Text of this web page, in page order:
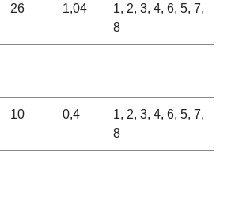
26 1,04
1, 2, 3, 4, 6, 5, 7,
8
10 0,4
1, 2, 3, 4, 6, 5, 7,
8